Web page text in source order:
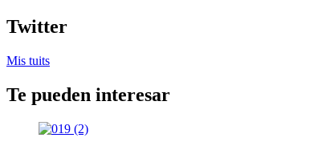
Twitter
Mis tuits
Te pueden interesar